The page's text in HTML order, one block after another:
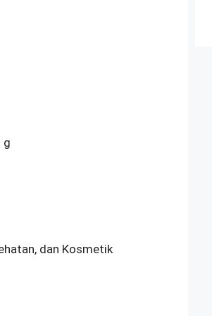
g
dan Kosmetik